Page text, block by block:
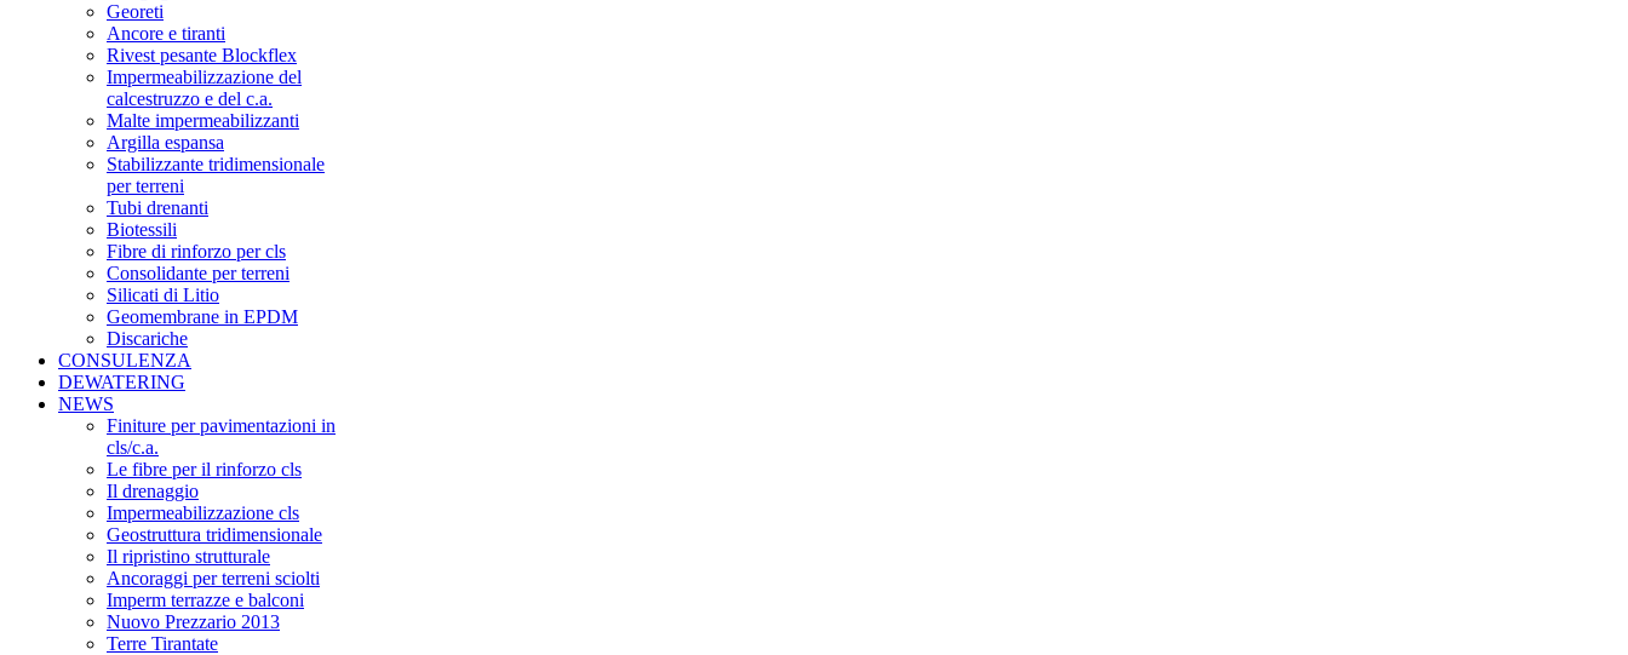
Georeti
Ancore e tiranti
Rivest pesante Blockflex
Impermeabilizzazione del
calcestruzzo e del c.a.
Malte impermeabilizzanti
Argilla espansa
Stabilizzante tridimensionale
per terreni
Tubi drenanti
Biotessili
Fibre di rinforzo per cls
Consolidante per terreni
Silicati di Litio
Geomembrane in EPDM
Discariche
CONSULENZA
DEWATERING
NEWS
Finiture per pavimentazioni in
cls/c.a.
Le fibre per il rinforzo cls
Il drenaggio
Impermeabilizzazione cls
Geostruttura tridimensionale
Il ripristino strutturale
Ancoraggi per terreni sciolti
Imperm terrazze e balconi
Nuovo Prezzario 2013
Terre Tirantate